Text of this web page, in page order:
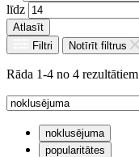
līdz
Atlasīt
Filtri
Notīrīt filtrus
Rāda 1-4 no 4 rezultātiem
noklusējuma
popularitātes